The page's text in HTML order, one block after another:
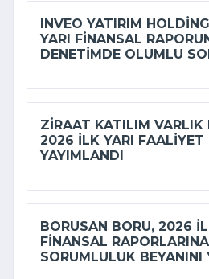
INVEO YATIRIM
YARI FINANSAL
DENETIMDE OLUMLU
ZIRAAT KATILIM VARLIK
2026 ILK YARI FAALIYET
YAYIMLANDI
BORUSAN BORU, 2026
FINANSAL
SORUMLULUK BEYANINI